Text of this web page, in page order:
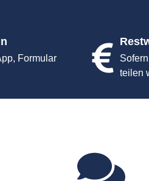
Formular
teilen